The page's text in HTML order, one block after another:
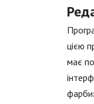
цією
має